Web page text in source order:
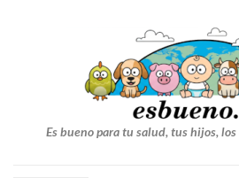
Es bueno para tu salud, tus hijos,